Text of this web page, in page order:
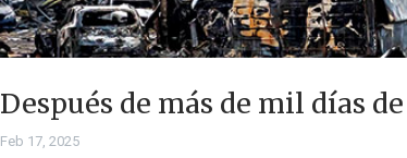
Después de más de mil días
Feb 17, 2025